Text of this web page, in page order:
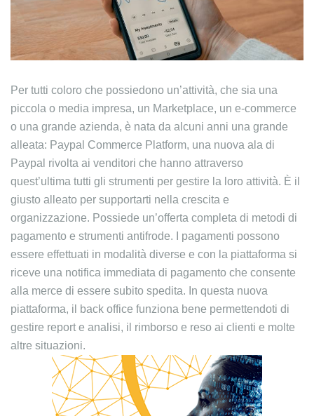
Per tutti coloro che possiedono un’attività, che sia una
piccola o media impresa, un Marketplace, un e-commerce
o una grande azienda, è nata da alcuni anni una grande
alleata: Paypal Commerce Platform, una nuova ala di
Paypal rivolta ai venditori che hanno attraverso
quest’ultima tutti gli strumenti per gestire la loro attività. È il
giusto alleato per supportarti nella crescita e
organizzazione. Possiede un’offerta completa di metodi di
pagamento e strumenti antifrode. I pagamenti possono
essere effettuati in modalità diverse e con la piattaforma si
riceve una notifica immediata di pagamento che consente
alla merce di essere subito spedita. In questa nuova
piattaforma, il back office funziona bene permettendoti di
gestire report e analisi, il rimborso e reso ai clienti e molte
altre situazioni.